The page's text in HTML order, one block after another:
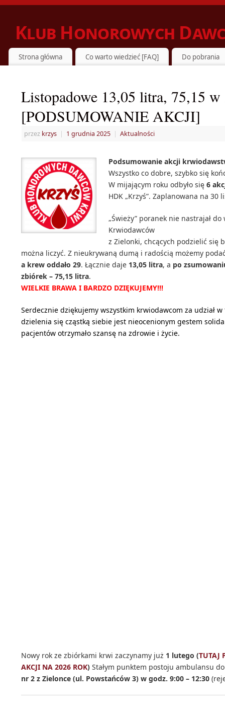
Klub Honorowych
ZIELONKA DZIELI SIĘ KRWIĄ Z POTRZEBUJĄCYMI
Strona główna Co warto wiedzieć [FAQ] Do pobrania
Listopadowe 13,05 litra, 75,15
[PODSUMOWANIE AKCJI]
przez krzys | 1 grudnia 2025 | Aktualności
Podsumowanie akcji
Wszystko co dobre, szybko się
W mijającym roku odbyło się 6
HDK „Krzyś”. Zaplanowana na 30
„Świeży” poranek nie nastrajał
Krwiodawców
z Zielonki, chcących podzielić się
można liczyć. Z nieukrywaną dumą i radością możemy
a krew oddało 29. Łącznie daje 13,05 litra, a po
zbiórek – 75,15 litra.
WIELKIE BRAWA I BARDZO DZIĘKUJEMY!!!
Serdecznie dziękujemy wszystkim krwiodawcom za udział
dzielenia się cząstką siebie jest nieocenionym gestem
pacjentów otrzymało szansę na zdrowie i życie.
Nowy rok ze zbiórkami krwi zaczynamy już 1 lutego (TUTAJ
AKCJI NA 2026 ROK) Stałym punktem postoju ambulansu
nr 2 z Zielonce (ul. Powstańców 3) w godz. 9:00 – 12:30